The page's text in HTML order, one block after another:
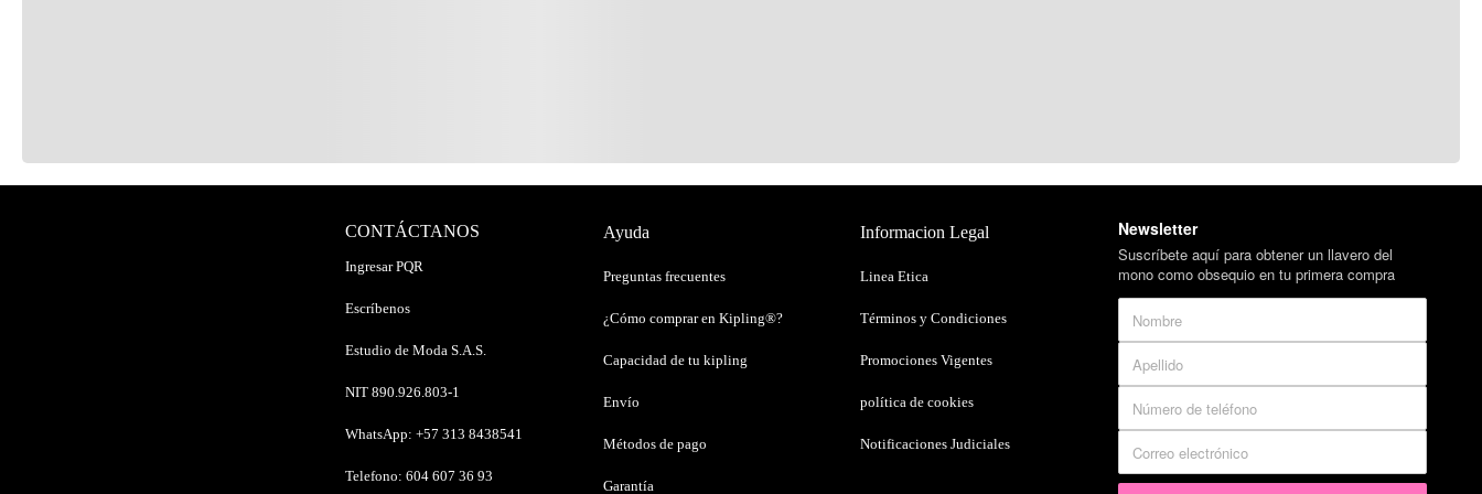
CONTÁCTANOS
Ingresar PQR
Escríbenos
Estudio de Moda S.A.S.
NIT 890.926.803-1
WhatsApp: +57 313 8438541
Telefono: 604 607 36 93
Ayuda
Preguntas frecuentes
¿Cómo comprar en Kipling®?
Capacidad de tu kipling
Envío
Métodos de pago
Garantía
Informacion Legal
Linea Etica
Términos y Condiciones
Promociones Vigentes
política de cookies
Notificaciones Judiciales
Newsletter
Suscríbete aquí para obtener un llavero del
mono como obsequio en tu primera compra